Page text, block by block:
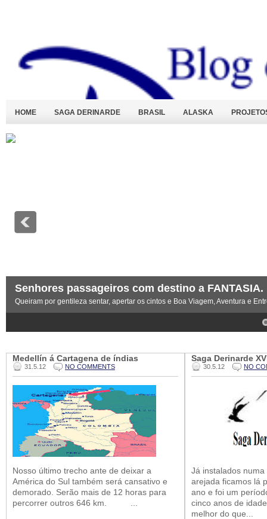
HOME SAGA DERINARDE BRASIL ALASKA
Senhores passageiros com destino a FANTASIA.
Queiram por gentileza sentar, apertar os cintos e Boa Viagem, Aventura e
Medellín á Cartagena de índias
31.5.12 NO COMMENTS
Nosso último trecho ante de deixar a
América do Sul também será cansativo e
demorado. Serão mais de 12 horas para
percorrer outros 646 km. ...
Saga Derinarde
30.5.12 NO
Já instalados
arejada ficamos lá
ano e foi um
cinco anos de
melhor do que...